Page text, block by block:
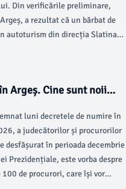
Din verificările preliminare,
a rezultat că un bărbat de
autoturism din direcția Slatina
un cap de pod.
Argeș. Cine sunt noii
luni decretele de numire în
a judecătorilor și procurorilor
desfășurat în perioada decembrie
Prezidențiale, este vorba despre
de procurori, care își vor